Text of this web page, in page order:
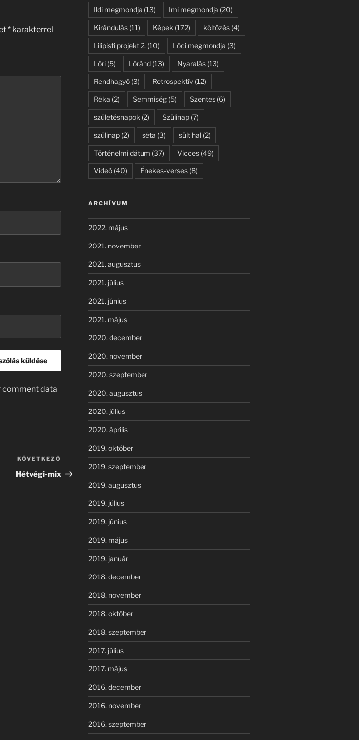
* karakterrel
comment data
Következő
bejegyzés
KÖVETKEZŐ
Hétvégi-mix
Ildi megmondja (13) Imi megmondja (20)
Kirándulás(11) Képek (172) költözés(4)
Lilipisti projekt 2. (10) Lóci megmondja (3)
Lóri(5) Lóránd(13) Nyaralás(13)
Rendhagyó(3) Retrospektív (12)
Réka (2) Semmiség(5) Szentes(6)
születésnapok (2) Szülinap(7)
szülinap(2) séta (3) sült hal(2)
Történelmi dátum (37) Vicces(49)
Videó(40) Énekes-verses(8)
ARCHÍVUM
2022. május
2021. november
2021. augusztus
2021. július
2021. június
2021. május
2020. december
2020. november
2020. szeptember
2020. augusztus
2020. július
2020. április
2019. október
2019. szeptember
2019. augusztus
2019. július
2019. június
2019. május
2019. január
2018. december
2018. november
2018. október
2018. szeptember
2017. július
2017. május
2016. december
2016. november
2016. szeptember